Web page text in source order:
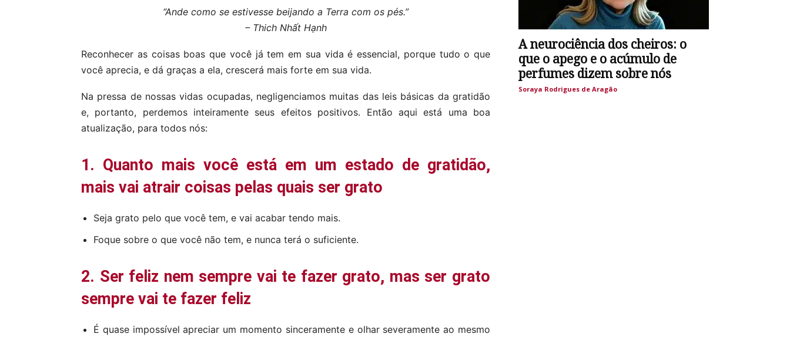
“Ande como se estivesse beijando a Terra com os pés.”
– Thich Nhất Hạnh
Reconhecer as coisas boas que você já tem em sua vida é essencial, porque tudo o que
você aprecia, e dá graças a ela, crescerá mais forte em sua vida.
Na pressa de nossas vidas ocupadas, negligenciamos muitas das leis básicas da gratidão
e, portanto, perdemos inteiramente seus efeitos positivos. Então aqui está uma boa
atualização, para todos nós:
1. Quanto mais você está em um estado de gratidão,
mais vai atrair coisas pelas quais ser grato
Seja grato pelo que você tem, e vai acabar tendo mais.
Foque sobre o que você não tem, e nunca terá o suficiente.
2. Ser feliz nem sempre vai te fazer grato, mas ser grato
sempre vai te fazer feliz
É quase impossível apreciar um momento sinceramente e olhar severamente ao mesmo
A neurociência dos cheiros: o
que o apego e o acúmulo de
perfumes dizem sobre nós
Soraya Rodrigues de Aragão